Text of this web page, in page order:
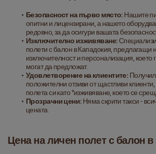
Безопасност на първо място: Нашите
опитни и лицензирани, а нашето
редовно, за да осигури вашата
Изключително изживяване:
полети с балон в Кападокия, предлагащи
изключителност и персонализация, което
могат да предложат.
Удовлетворение на клиентите:
положителни отзиви от щастливи клиенти,
полета си като "изживяване, което се
Прозрачни цени: Няма скрити такси -
цената.
Цена на личен полет с балон